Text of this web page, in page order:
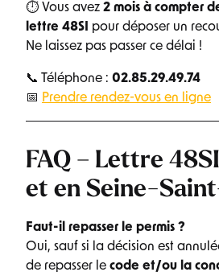
⏱ Vous avez 2 mois à compter
lettre 48SI
pour déposer un
Ne laissez pas passer ce délai !
📞 Téléphone : 02.85.29.49.74
📅
Prendre rendez-vous en ligne
FAQ – Lettre
et en Seine-
Faut-il repasser le permis ?
Oui, sauf si la décision est
de repasser le code et/ou la